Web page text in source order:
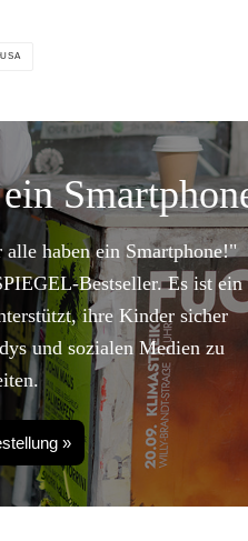
USA
haben ein Smartphone!"
Bestseller. Es ist ein
ihre Kinder sicher
und sozialen Medien zu
»